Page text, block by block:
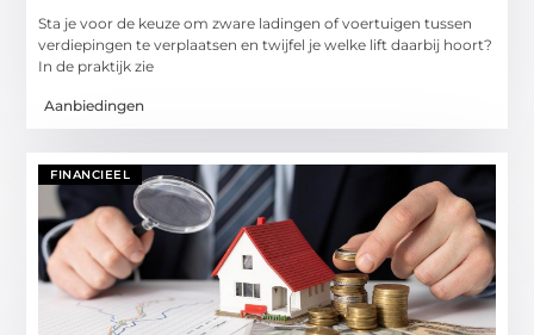
Sta je voor de keuze om zware ladingen of voertuigen tussen
verdiepingen te verplaatsen en twijfel je welke lift daarbij hoort?
In de praktijk zie
Aanbiedingen
FINANCIEEL